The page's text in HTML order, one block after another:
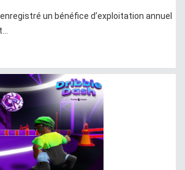
un bénéfice d’exploitation annuel